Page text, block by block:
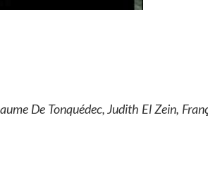
De Tonquédec, Judith El Zein,